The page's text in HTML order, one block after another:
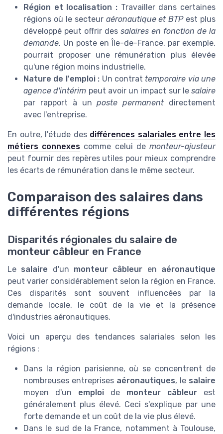
Région et localisation : Travailler dans certaines
régions où le secteur aéronautique et BTPest plus
développé peut offrir des salaires en fonction de la
demande. Un poste en Île-de-France, par exemple,
pourrait proposer une rémunération plus élevée
qu'une région moins industrielle.
Nature de l'emploi : Un contrat temporaire via une
agence d'intérim peut avoir un impact sur le salaire
par rapport à unposte permanentdirectement
avec l'entreprise.
En outre, l'étude des différences salariales entre les
métiers connexes comme celui demonteur-ajusteur
peut fournir des repères utiles pour mieux comprendre
les écarts de rémunération dans le même secteur.
Comparaison des salaires dans
différentes régions
Disparités régionales du salaire de
monteur câbleur en France
Le salaire d'un monteur câbleur en aéronautique
peut varier considérablement selon la région en France.
Ces disparités sont souvent influencées par la
demande locale, le coût de la vie et la présence
d'industries aéronautiques.
Voici un aperçu des tendances salariales selon les
régions :
Dans la région parisienne, où se concentrent de
nombreuses entreprises aéronautiques, le salaire
moyen d'un emploi de monteur câbleur est
généralement plus élevé. Ceci s'explique par une
forte demande et un coût de la vie plus élevé.
Dans le sud de la France, notamment à Toulouse,